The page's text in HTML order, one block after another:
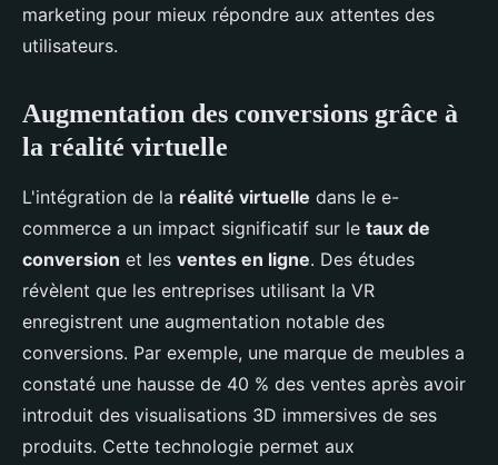
marketing pour mieux répondre aux attentes des
utilisateurs.
Augmentation des conversions grâce à
la réalité virtuelle
L'intégration de la réalité virtuelle dans le e-
commerce a un impact significatif sur le taux de
conversion et les ventes en ligne. Des études
révèlent que les entreprises utilisant la VR
enregistrent une augmentation notable des
conversions. Par exemple, une marque de meubles a
constaté une hausse de 40 % des ventes après avoir
introduit des visualisations 3D immersives de ses
produits. Cette technologie permet aux